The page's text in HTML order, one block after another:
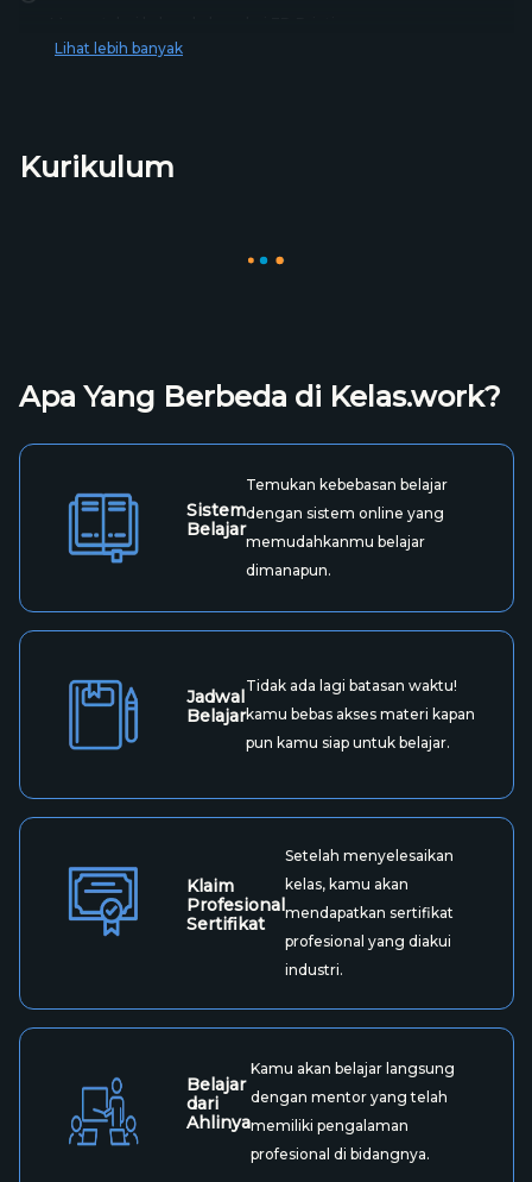
Lihat lebih banyak
Kurikulum
Apa Yang Berbeda di Kelas.work?
Sistem
Belajar
Temukan kebebasan belajar
dengan sistem online yang
memudahkanmu belajar
dimanapun.
Jadwal
Belajar
Tidak ada lagi batasan waktu!
kamu bebas akses materi kapan
pun kamu siap untuk belajar.
Klaim
Profesional
Sertifikat
Setelah menyelesaikan
kelas, kamu akan
mendapatkan sertifikat
profesional yang diakui
industri.
Belajar
dari
Ahlinya
Kamu akan belajar langsung
dengan mentor yang telah
memiliki pengalaman
profesional di bidangnya.